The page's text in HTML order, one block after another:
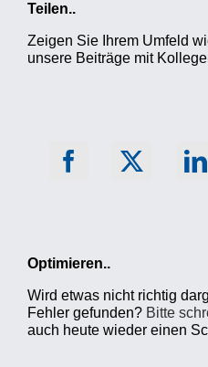
Teilen..
Zeigen Sie Ihrem Umfeld
unsere Beiträge mit
Optimieren..
Wird etwas nicht richtig
Fehler gefunden? Bitte
auch heute wieder einen